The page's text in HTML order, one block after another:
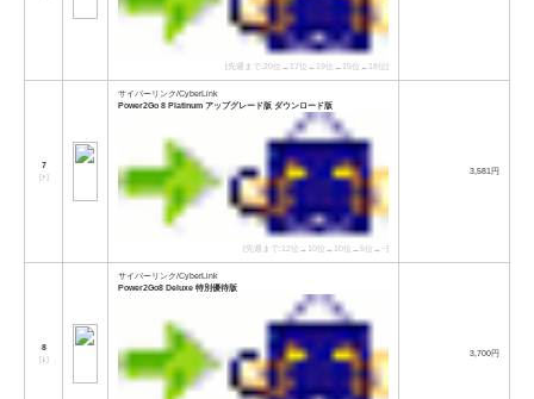
[先週まで:20位→17位→19位→15位→18位]
7
[↑]
サイバーリンク/CyberLink
Power2Go 8 Platinum アップグレード版 ダウンロード版
[先週まで:12位→10位→10位→5位→−]
3,581円
8
[↓]
サイバーリンク/CyberLink
Power2Go8 Deluxe 特別優待版
3,700円